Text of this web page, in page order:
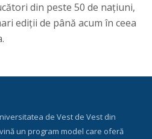
din peste 50 de națiuni,
ediții de până acum în ceea
de Vest de Vest din
un program model care oferă